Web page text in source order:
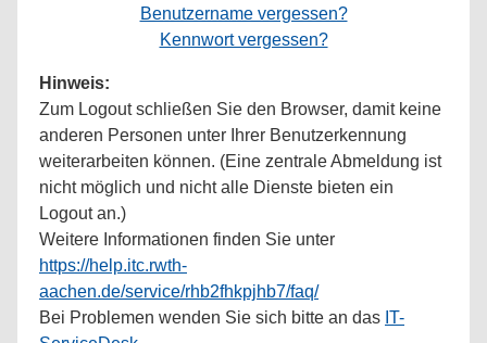
Benutzername vergessen?
Kennwort vergessen?
Hinweis:
Zum Logout schließen Sie den Browser, damit keine
anderen Personen unter Ihrer Benutzerkennung
weiterarbeiten können. (Eine zentrale Abmeldung ist
nicht möglich und nicht alle Dienste bieten ein
Logout an.)
Weitere Informationen finden Sie unter
https://help.itc.rwth-
aachen.de/service/rhb2fhkpjhb7/faq/
Bei Problemen wenden Sie sich bitte an das IT-